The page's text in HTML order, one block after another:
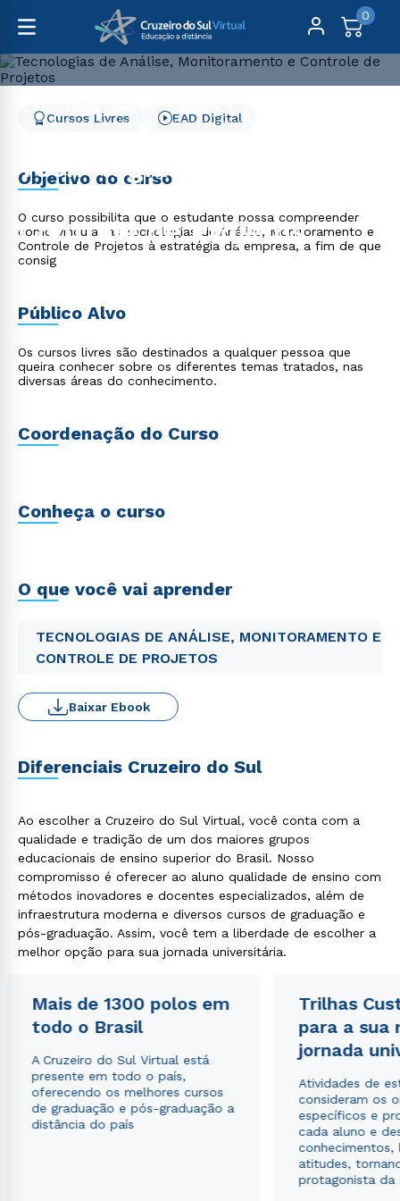
0
Tecnologias de Análise, Monitoramento e Controle de
Tecnologias de Análise,
Monitoramento e
Controle de Projetos
Cursos Livres EAD Digital
Objetivo do curso
O curso possibilita que o estudante possa compreender
como vincular as Tecnologias de Análise, Monitoramento e
Controle de Projetos à estratégia da empresa, a fim de que
consig
Público Alvo
Os cursos livres são destinados a qualquer pessoa que
queira conhecer sobre os diferentes temas tratados, nas
diversas áreas do conhecimento.
Coordenação do Curso
Conheça o curso
O que você vai aprender
TECNOLOGIAS DE ANÁLISE, MONITORAMENTO E
CONTROLE DE PROJETOS
Baixar Ebook
Diferenciais Cruzeiro do Sul
Ao escolher a Cruzeiro do Sul Virtual, você conta com a
qualidade e tradição de um dos maiores grupos
educacionais de ensino superior do Brasil. Nosso
compromisso é oferecer ao aluno qualidade de ensino com
métodos inovadores e docentes especializados, além de
infraestrutura moderna e diversos cursos de graduação e
pós-graduação. Assim, você tem a liberdade de escolher a
melhor opção para sua jornada universitária.
Mais de 1300 polos em
todo o Brasil
A Cruzeiro do Sul Virtual está
presente em todo o país,
oferecendo os melhores cursos
de graduação e pós-graduação a
distância do país
Trilhas
para a sua
jornada
Atividades de
consideram os
específicos e
cada aluno e
conhecimentos,
atitudes,
protagonista da